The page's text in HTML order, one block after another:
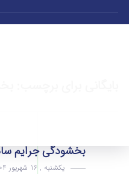
بخشودگی جرایم
یکشنبه , 16 شهریور 1404